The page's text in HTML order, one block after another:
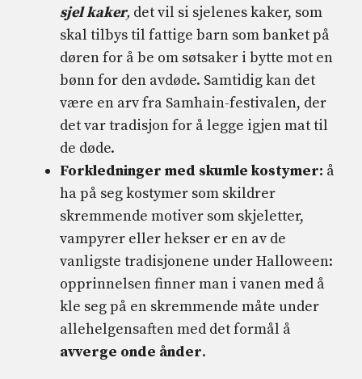
sjel kaker, det vil si sjelenes kaker, som
skal tilbys til fattige barn som banket på
døren for å be om søtsaker i bytte mot en
bønn for den avdøde. Samtidig kan det
være en arv fra Samhain-festivalen, der
det var tradisjon for å legge igjen mat til
de døde.
Forkledninger med skumle kostymer: å
ha på seg kostymer som skildrer
skremmende motiver som skjeletter,
vampyrer eller hekser er en av de
vanligste tradisjonene under Halloween:
opprinnelsen finner man i vanen med å
kle seg på en skremmende måte under
allehelgensaften med det formål å
avverge onde ånder.